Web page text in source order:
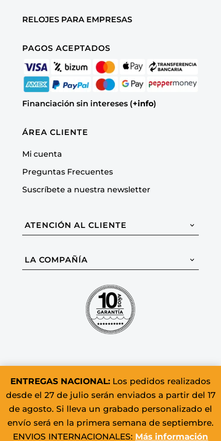
ENTREGAS NACIONAL: Los pedidos realizados
desde el 27 de julio serán enviados a partir del 17
de agosto. Si lleva un grabado personalizado el
envío será en la primera semana de septiembre.
ENVIOS INTERNACIONALES: Más información
RELOJES PARA EMPRESAS
PAGOS ACEPTADOS
Financiación sin intereses (+info)
ÁREA CLIENTE
Mi cuenta
Preguntas Frecuentes
Suscríbete a nuestra newsletter
ATENCIÓN AL CLIENTE
LA COMPAÑÍA
© 2026 Colomer & Sons. Todos los
derechos reservados.